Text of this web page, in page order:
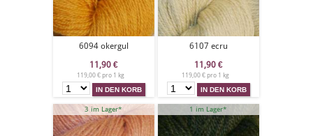
6094 okergul
11,90 €
119,00 € pro 1 kg
6107 ecru
11,90 €
119,00 € pro 1 kg
3 im Lager* 1 im Lager*